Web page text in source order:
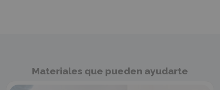
Materiales que pueden ayudarte